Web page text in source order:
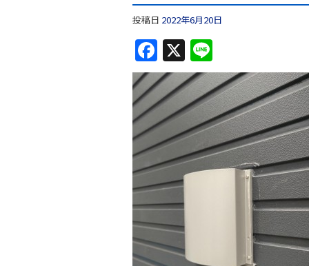
投稿日 2022年6月20日
F
a
c
e
b
o
o
k
X
n
e